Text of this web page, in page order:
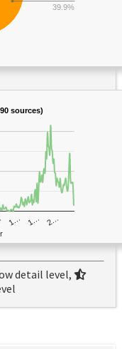
39.9%
sources)
1… 1… 2…
detail level,